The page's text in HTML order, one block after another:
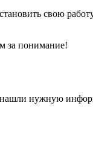
свою
за понимание!
нашли нужную